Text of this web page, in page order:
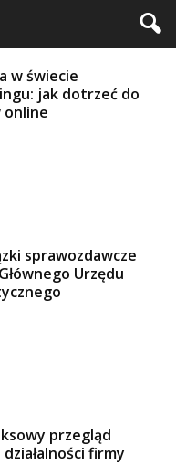
w świecie
jak dotrzeć do
online
sprawozdawcze
Urzędu
przegląd
firmy